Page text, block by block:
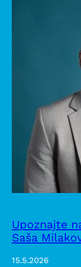
Upoznajte
Saša
15.5.2026